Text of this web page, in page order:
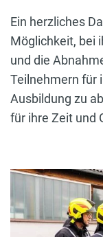
Ein herzliches
Möglichkeit, bei
und die
Teilnehmern für
Ausbildung zu
für ihre Zeit und